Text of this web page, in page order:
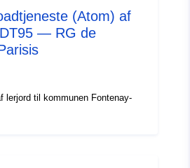
Ressource:
http://inspire.ec.europa.eu/
codelist/ResourceType/services
(Atom) af
— RG de
til kommunen Fontenay-